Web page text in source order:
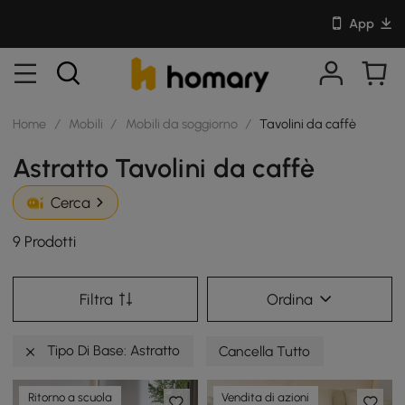
App
Home / Mobili / Mobili da soggiorno / Tavolini da caffè
Astratto Tavolini da caffè
Cerca
9 Prodotti
Filtra Ordina
Tipo Di Base: Astratto Cancella Tutto
Ritorno a scuola Vendita di azioni